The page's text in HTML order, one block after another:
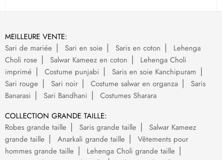
MEILLEURE VENTE:
Sari de mariée
Sari en soie Saris en coton
Lehenga
Choli rose
Salwar Kameez en coton
Lehenga Choli
imprimé
Costume punjabi
Saris en soie Kanchipuram
Sari rouge
Sari noir Costume salwar en organza
Saris
Banarasi
Sari Bandhani
Costumes Sharara
COLLECTION GRANDE TAILLE:
Robes grande taille
Saris grande taille
Salwar Kameez
grande taille
Anarkali grande taille
Vêtements pour
hommes grande taille
Lehenga Choli grande taille